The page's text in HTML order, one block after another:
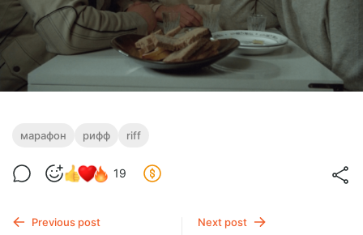
марафон рифф riff
19
Previous post
Next post